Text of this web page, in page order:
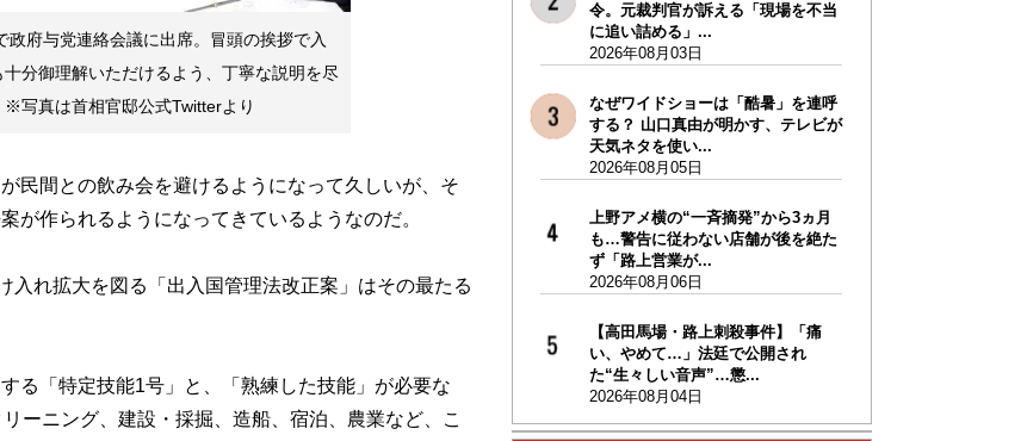
府与党連絡会議に出席。冒頭の挨拶で入
分御理解いただけるよう、丁寧な説明を尽
写真は首相官邸公式Twitterより
民間との飲み会を避けるようになって久しいが、そ
が作られるようになってきているようなのだ。
れ拡大を図る「出入国管理法改正案」はその最たる
る「特定技能1号」と、「熟練した技能」が必要な
ーニング、建設・採掘、造船、宿泊、農業など、こ
令。元裁判官が訴える「現場を不当
に追い詰める」...
2026年08月03日
なぜワイドショーは「酷暑」を連呼
する？ 山口真由が明かす、テレビが
天気ネタを使い...
2026年08月05日
上野アメ横の“一斉摘発”から3ヵ月
も…警告に従わない店舗が後を絶た
ず「路上営業が...
2026年08月06日
【高田馬場・路上刺殺事件】「痛
い、やめて…」法廷で公開され
た“生々しい音声”…懲...
2026年08月04日